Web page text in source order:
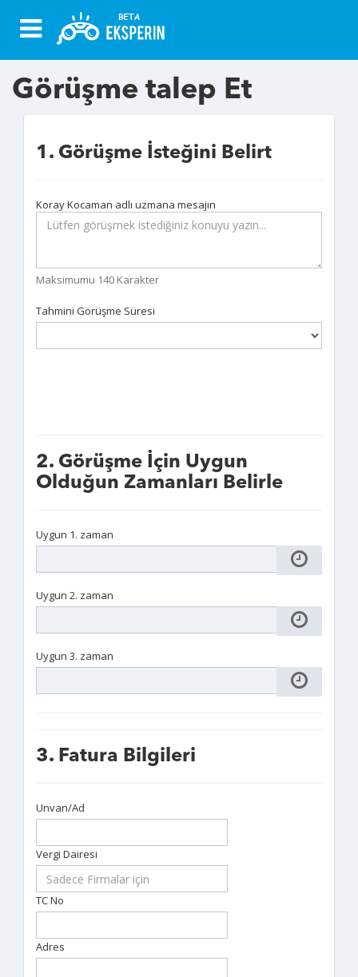
Görüşme talep Et
1. Görüşme İsteğini Belirt
Koray Kocaman adlı uzmana mesajın
Maksimumu 140 Karakter
Tahmini Görüşme Süresi
2. Görüşme İçin Uygun
Olduğun Zamanları Belirle
Uygun 1. zaman
Uygun 2. zaman
Uygun 3. zaman
3. Fatura Bilgileri
Unvan/Ad
Vergi Dairesi
TC No
Adres